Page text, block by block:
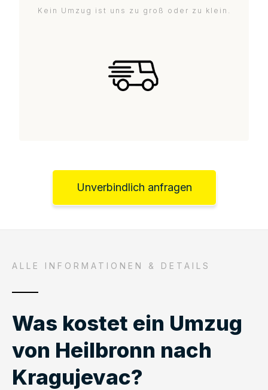
Kein Umzug ist uns zu groß oder zu klein.
Unverbindlich anfragen
ALLE INFORMATIONEN & DETAILS
Was kostet ein Umzug
von Heilbronn nach
Kragujevac?